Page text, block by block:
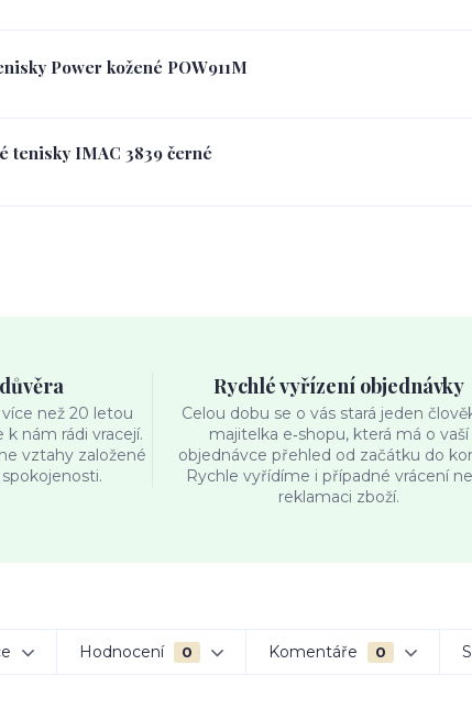
Power kožené POW911M
tenisky IMAC 3839 černé
než 20 letou
k nám rádi vracejí.
vztahy založené
Rychlé vyřízení objednávky
Celou dobu se o vás stará jeden
majitelka e‑shopu, která má o vaší
objednávce přehled od začátku do
Rychle vyřídíme i případné vrácení
reklamaci zboží.
Hodnocení 0 Komentáře 0